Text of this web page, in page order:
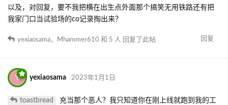
以及，对回复，要不我把横在出生点外面那个搞笑无用铁路还有把
我家门口当试验场的co记录掏出来？
回复
yexiaosama， Mhammer610 和 5 人 回复了此帖
Y yexiaosama 2023年1月1日
toastbread
充当那个恶人？我只知道你在刚上线就跑到我的工